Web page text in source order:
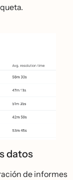
datos
de informes